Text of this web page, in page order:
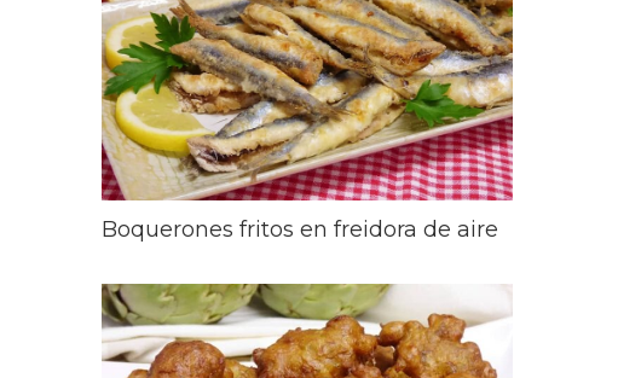
Boquerones fritos en freidora de aire